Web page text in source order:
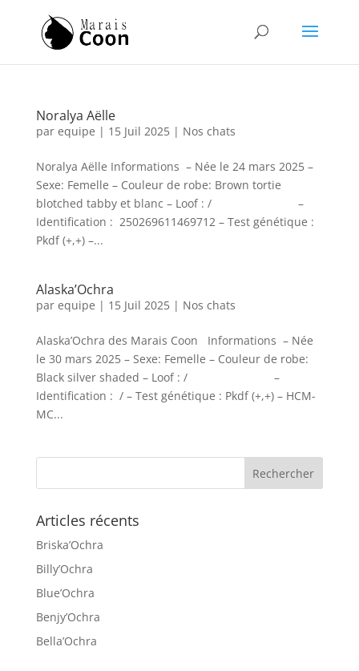
Noralya Aëlle
par equipe | 15 Juil 2025| Nos chats
Noralya Aëlle Informations – Née le 24 mars 2025 –
Sexe: Femelle – Couleur de robe: Brown tortie
blotched tabby et blanc – Loof : / –
Identification : 250269611469712 – Test génétique :
Pkdf (+,+) –...
Alaska’Ochra
par equipe | 15 Juil 2025| Nos chats
Alaska’Ochra des Marais Coon Informations – Née
le 30 mars 2025 – Sexe: Femelle – Couleur de robe:
Black silver shaded – Loof : / –
Identification : / – Test génétique : Pkdf (+,+) – HCM-
MC...
Articles récents
Briska’Ochra
Billy’Ochra
Blue’Ochra
Benjy’Ochra
Bella’Ochra